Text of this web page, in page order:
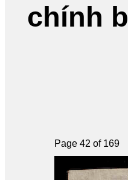
chính
Page 42 of 169